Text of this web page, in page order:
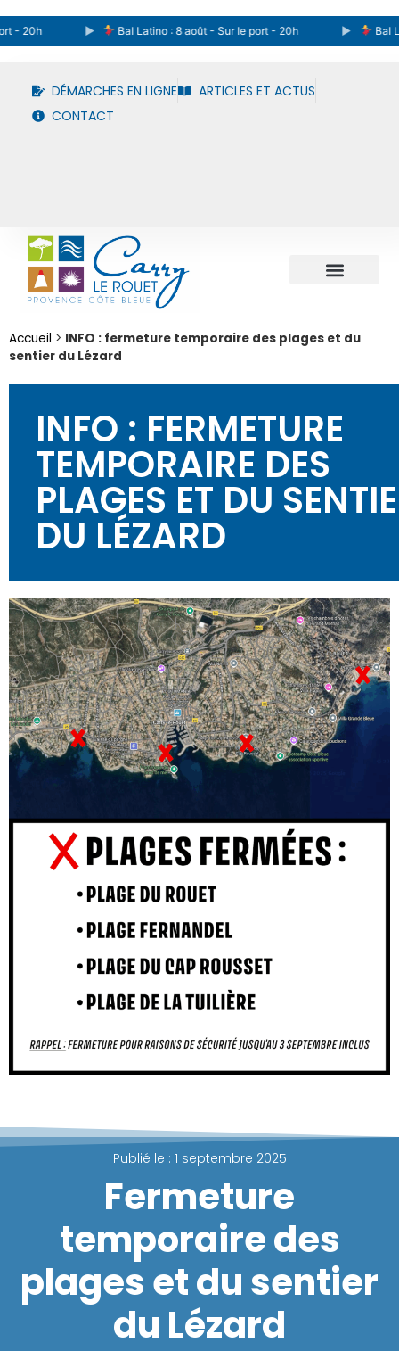
Bal Latino : 8 août - Sur le port - 20h Bal
DÉMARCHES EN LIGNE
ARTICLES ET ACTUS
CONTACT
Accueil > INFO : fermeture temporaire des plages et du
sentier du Lézard
INFO : FERMETURE
TEMPORAIRE DES
PLAGES ET DU
DU LÉZARD
Publié le : 1 septembre 2025
Fermeture
temporaire des
plages et du sentier
du Lézard